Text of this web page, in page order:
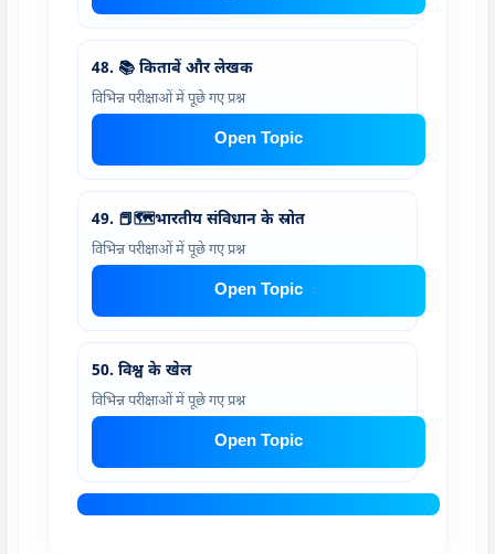
48. 📚 किताबें और लेखक
विभिन्न परीक्षाओं में पूछे गए प्रश्न
Open Topic
49. 📕🗺️भारतीय संविधान के स्रोत
विभिन्न परीक्षाओं में पूछे गए प्रश्न
Open Topic
50. विश्व के खेल
विभिन्न परीक्षाओं में पूछे गए प्रश्न
Open Topic